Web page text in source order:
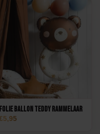
Folie Ballon Teddy Rammelaar
5,95